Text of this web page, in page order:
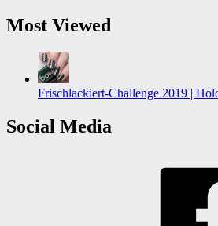
Most Viewed
Frischlackiert-Challenge 2019 |
Social Media